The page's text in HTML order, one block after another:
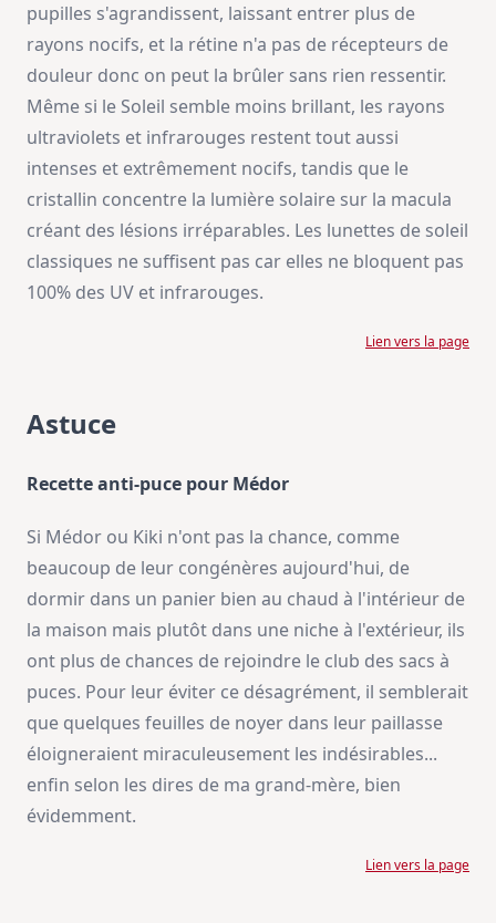
pupilles s'agrandissent, laissant entrer plus de
rayons nocifs, et la rétine n'a pas de récepteurs de
douleur donc on peut la brûler sans rien ressentir.
Même si le Soleil semble moins brillant, les rayons
ultraviolets et infrarouges restent tout aussi
intenses et extrêmement nocifs, tandis que le
cristallin concentre la lumière solaire sur la macula
créant des lésions irréparables. Les lunettes de soleil
classiques ne suffisent pas car elles ne bloquent pas
100% des UV et infrarouges.
Lien vers la page
Astuce
Recette anti-puce pour Médor
Si Médor ou Kiki n'ont pas la chance, comme
beaucoup de leur congénères aujourd'hui, de
dormir dans un panier bien au chaud à l'intérieur de
la maison mais plutôt dans une niche à l'extérieur, ils
ont plus de chances de rejoindre le club des sacs à
puces. Pour leur éviter ce désagrément, il semblerait
que quelques feuilles de noyer dans leur paillasse
éloigneraient miraculeusement les indésirables...
enfin selon les dires de ma grand-mère, bien
évidemment.
Lien vers la page